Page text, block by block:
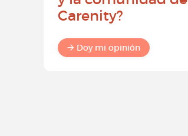
Carenity?
Doy mi opinión